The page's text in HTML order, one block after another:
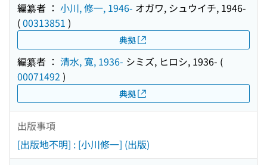
編纂者 ： 小川, 修一, 1946- オガワ, シュウイチ, 1946-
(00313851 )
典拠
編纂者 ： 清水, 寛, 1936- シミズ, ヒロシ, 1936- (
00071492 )
典拠
出版事項
[出版地不明] : [小川修一] (出版)